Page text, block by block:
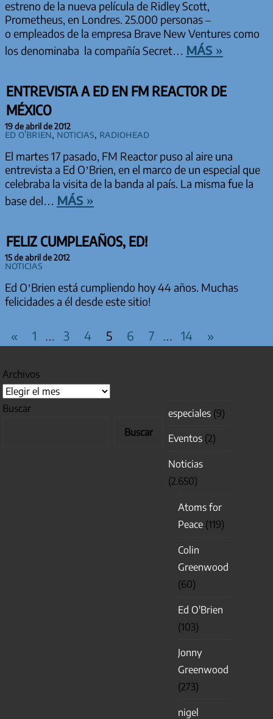
estreno de la nueva película de Ridley Scott,
Prometheus, en Londres. 25.000 personas –
o empleados de la empresa Brave New Ventures como
los denominaba la compañía Secret… más »
ENTREVISTA A ED EN FM REACTOR DE
MÉXICO
19 de abril de 2012
Ed O'Brien, Noticias, Radiohead
El martes 17 pasado, FM Reactor puso al aire una
entrevista a Ed O’Brien, en el marco de un especial que
celebraba la visita de la banda al país. La misma fue la
base del… más »
FELIZ CUMPLEAÑOS, ED!
15 de abril de 2012
Noticias
Ed O’Brien está cumpliendo hoy 44 años. Muchas
felicidades a él desde este sitio!
PAGINACIÓN DE ENTRADAS
« Entradas
1 … 3 4 5 6 7 … 14
Entradas
»
Archivos
Buscar
Buscar
especiales (9)
Eventos (2)
Noticias
(2.650)
Atoms for
Peace (119)
Colin
Greenwood
(60)
Ed O'Brien
(103)
Jonny
Greenwood
(273)
nigel